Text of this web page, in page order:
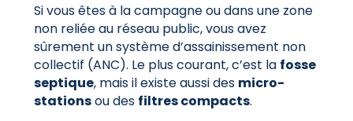
Si vous êtes à la campagne ou dans une zone
non reliée au réseau public, vous avez
sûrement un système d’assainissement non
collectif (ANC). Le plus courant, c’est la fosse
septique, mais il existe aussi des micro-
stationsou des filtres compacts.